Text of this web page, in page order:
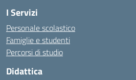
I Servizi
Personale scolastico
Famiglie e studenti
Percorsi di studio
Didattica